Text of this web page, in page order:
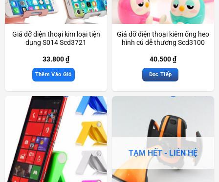
Giá đỡ điện thoại kim loại tiện
dụng S014 Scd3721
33.800₫
Thêm Vào Giỏ
Giá đỡ điện thoại kiêm ống heo
hình cú dễ thương Scd3100
40.500₫
Đọc Tiếp
TẠM HẾT - LIÊN HỆ